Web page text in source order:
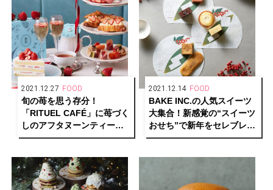
2021.12.27 FOOD
旬の苺を思う存分！
「RITUEL CAFÉ」に苺づく
しのアフタヌーンティーセ
ットがお目見え。
2021.12.14 FOOD
BAKE INC.の人気スイーツ
大集合！新感覚の“スイーツ
おせち”で新年をセレブレイ
ト。